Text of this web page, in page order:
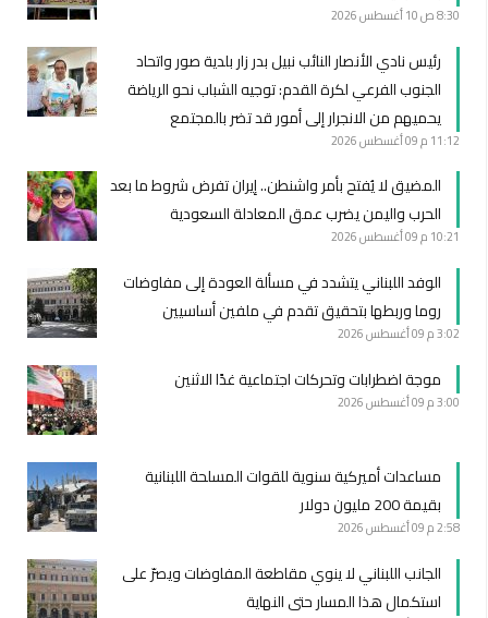
8:30 ص 10 أغسطس 2026
رئيس نادي الأنصار النائب نبيل بدر زار بلدية صور واتحاد
الجنوب الفرعي لكرة القدم: توجيه الشباب نحو الرياضة
يحميهم من الانجرار إلى أمور قد تضر بالمجتمع
11:12 م 09 أغسطس 2026
المضيق لا يُفتح بأمر واشنطن.. إيران تفرض شروط ما بعد
الحرب واليمن يضرب عمق المعادلة السعودية
10:21 م 09 أغسطس 2026
الوفد اللبناني يتشدد في مسألة العودة إلى مفاوضات
روما وربطها بتحقيق تقدم في ملفين أساسيين
3:02 م 09 أغسطس 2026
موجة اضطرابات وتحركات اجتماعية غدًا الاثنين
3:00 م 09 أغسطس 2026
مساعدات أميركية سنوية للقوات المسلحة اللبنانية
بقيمة 200 مليون دولار
2:58 م 09 أغسطس 2026
الجانب اللبناني لا ينوي مقاطعة المفاوضات ويصرّ على
استكمال هذا المسار حتى النهاية